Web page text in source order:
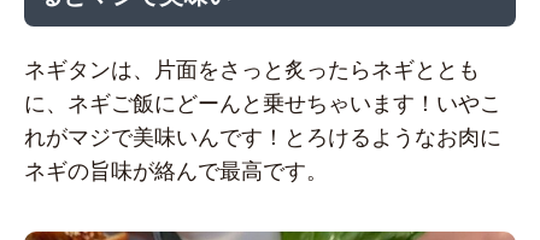
ネギタンは、片面をさっと炙ったらネギととも
に、ネギご飯にどーんと乗せちゃいます！いやこ
れがマジで美味いんです！とろけるようなお肉に
ネギの旨味が絡んで最高です。